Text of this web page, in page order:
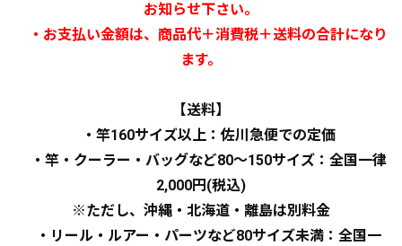
お知らせ下さい。
・お支払い金額は、商品代＋消費税＋送料の合計になり
ます。
【送料】
・竿160サイズ以上：佐川急便での定価
・竿・クーラー・バッグなど80～150サイズ：全国一律
2,000円(税込)
※ただし、沖縄・北海道・離島は別料金
・リール・ルアー・パーツなど80サイズ未満：全国一